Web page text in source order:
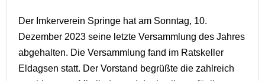
Der Imkerverein Springe hat am Sonntag, 10.
Dezember 2023 seine letzte Versammlung des Jahres
abgehalten. Die Versammlung fand im Ratskeller
Eldagsen statt. Der Vorstand begrüßte die zahlreich